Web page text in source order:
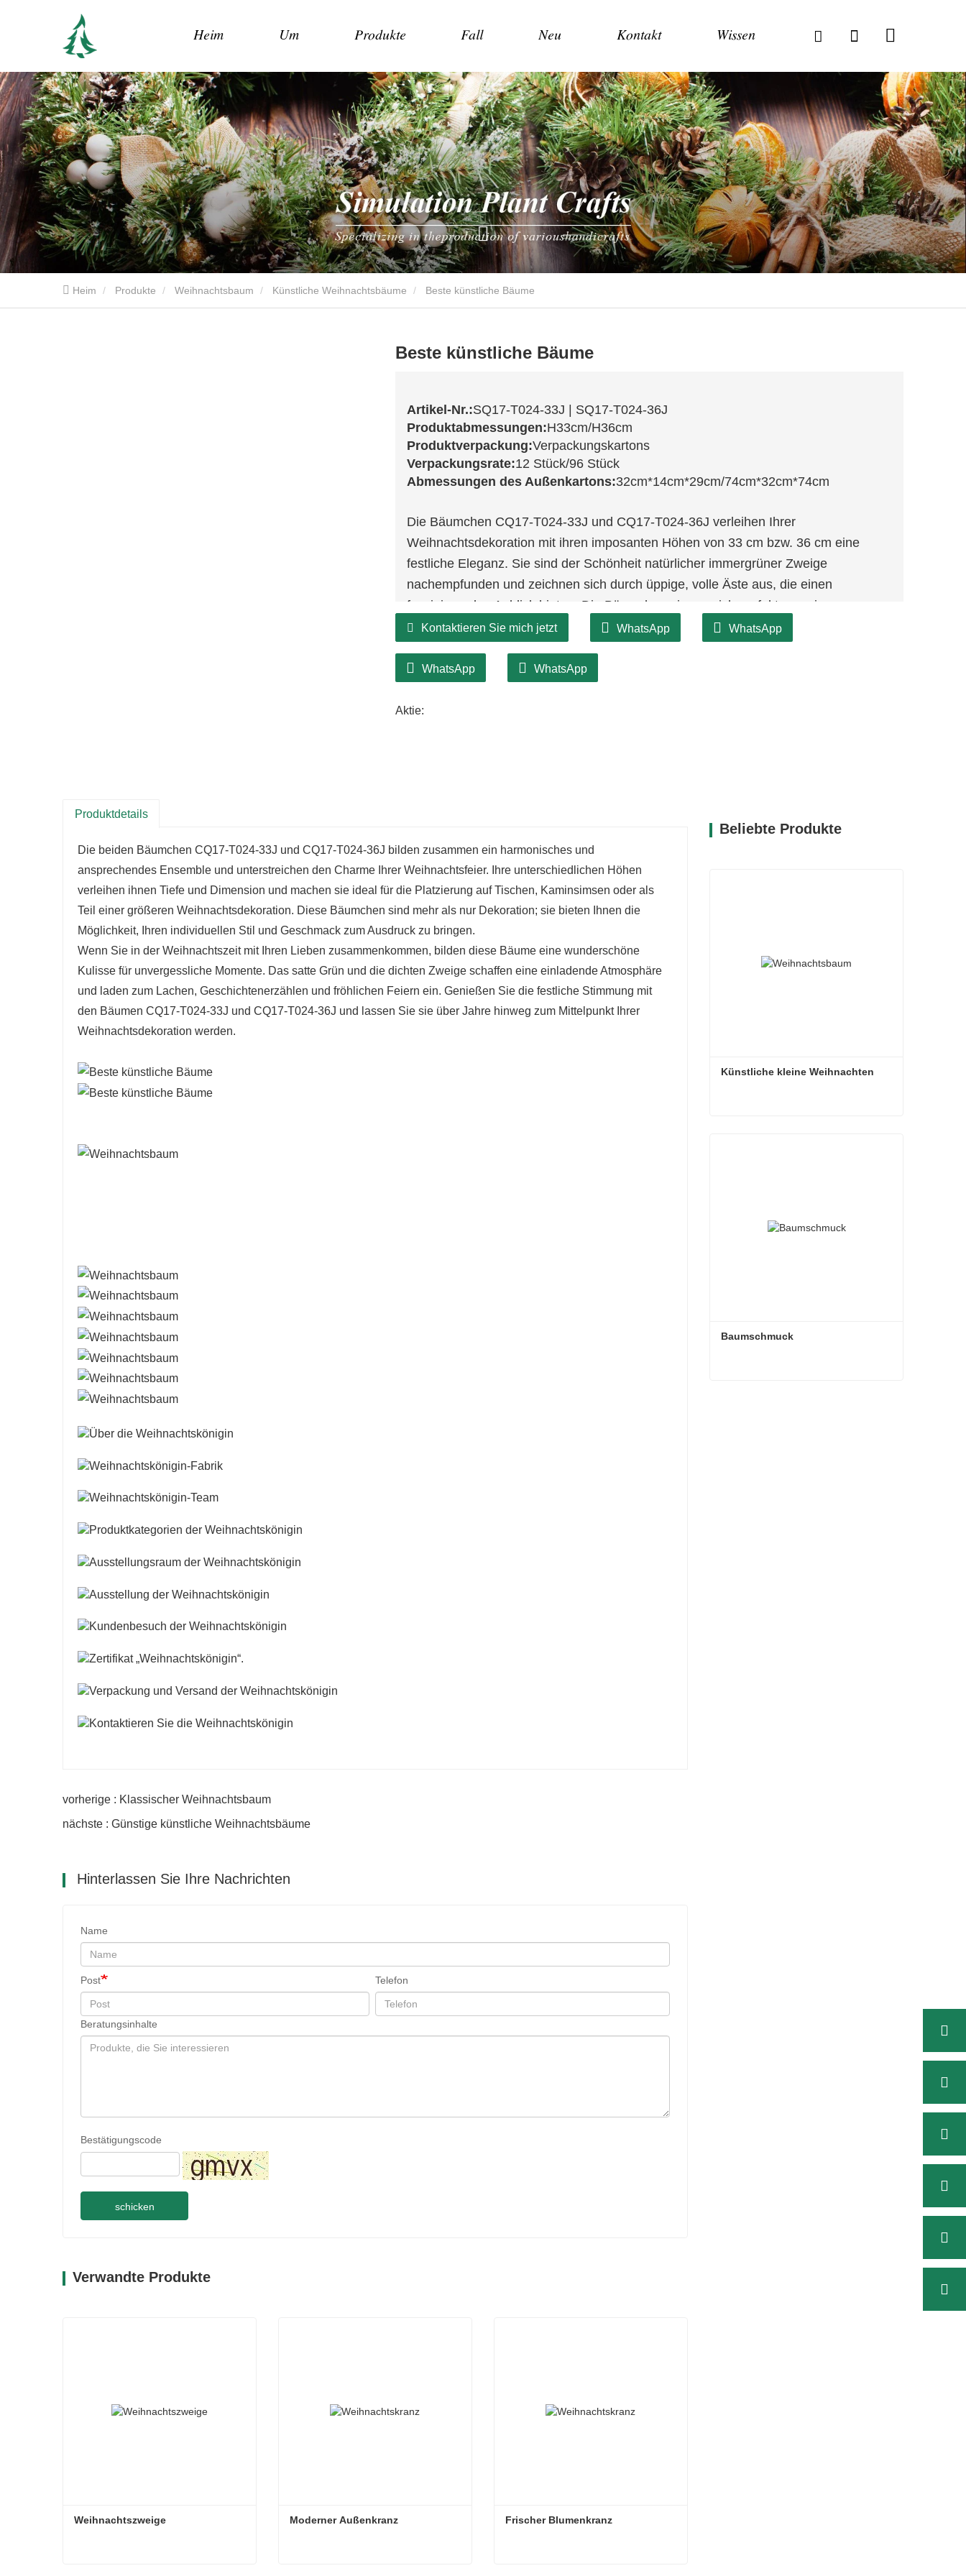
Heim Um Produkte Fall Neu Kontakt Wissen
Heim Produkte Weihnachtsbaum Künstliche Weihnachtsbäume Beste künstliche Bäume
Beste künstliche Bäume
Artikel-Nr.:SQ17-T024-33J | SQ17-T024-36J
Produktabmessungen:H33cm/H36cm
Produktverpackung:Verpackungskartons
Verpackungsrate:12 Stück/96 Stück
Abmessungen des Außenkartons:32cm*14cm*29cm/74cm*32cm*74cm
Die Bäumchen CQ17-T024-33J und CQ17-T024-36J verleihen Ihrer
Weihnachtsdekoration mit ihren imposanten Höhen von 33 cm bzw. 36 cm eine
festliche Eleganz. Sie sind der Schönheit natürlicher immergrüner Zweige
nachempfunden und zeichnen sich durch üppige, volle Äste aus, die einen
faszinierenden Anblick bieten. Die Bäumchen eignen sich perfekt, um eine warme
und einladende Atmosphäre zu schaffen, und können einzeln oder zusammen zu
Diese beiden Bäume sind aus hochwertigen Materialien gefertigt und zeichnen sich
Ihre Weihnachtsfeierlichkeiten bereichern. Das realistische Laub der Bäume CQ17-
Kontaktieren Sie mich jetzt WhatsApp WhatsApp
WhatsApp WhatsApp
Aktie:
Produktdetails
Die beiden Bäumchen CQ17-T024-33J und CQ17-T024-36J bilden zusammen ein harmonisches und
ansprechendes Ensemble und unterstreichen den Charme Ihrer Weihnachtsfeier. Ihre unterschiedlichen Höhen
verleihen ihnen Tiefe und Dimension und machen sie ideal für die Platzierung auf Tischen, Kaminsimsen oder als
Teil einer größeren Weihnachtsdekoration. Diese Bäumchen sind mehr als nur Dekoration; sie bieten Ihnen die
Möglichkeit, Ihren individuellen Stil und Geschmack zum Ausdruck zu bringen.
Wenn Sie in der Weihnachtszeit mit Ihren Lieben zusammenkommen, bilden diese Bäume eine wunderschöne
Kulisse für unvergessliche Momente. Das satte Grün und die dichten Zweige schaffen eine einladende Atmosphäre
und laden zum Lachen, Geschichtenerzählen und fröhlichen Feiern ein. Genießen Sie die festliche Stimmung mit
den Bäumen CQ17-T024-33J und CQ17-T024-36J und lassen Sie sie über Jahre hinweg zum Mittelpunkt Ihrer
Weihnachtsdekoration werden.
vorherige : Klassischer Weihnachtsbaum
nächste : Günstige künstliche Weihnachtsbäume
Hinterlassen Sie Ihre Nachrichten
Name
Post Telefon
Beratungsinhalte
Bestätigungscode
schicken
Verwandte Produkte
Weihnachtszweige Moderner Außenkranz Frischer Blumenkranz
Beliebte Produkte
Künstliche kleine Weihnachten
Baumschmuck